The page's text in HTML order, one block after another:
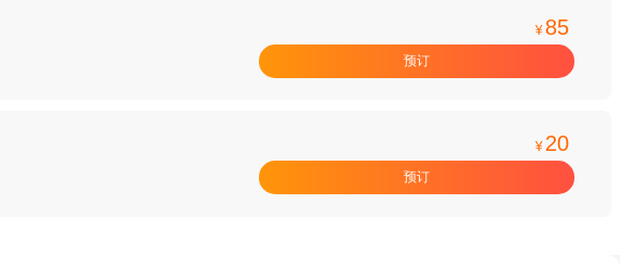
¥ 85
预订
¥ 20
预订